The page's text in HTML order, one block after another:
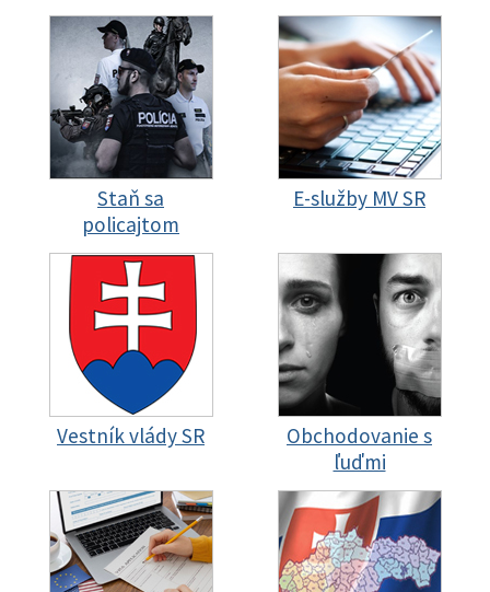
Staň sa
policajtom
E-služby MV SR
Vestník vlády SR
Obchodovanie s
ľuďmi